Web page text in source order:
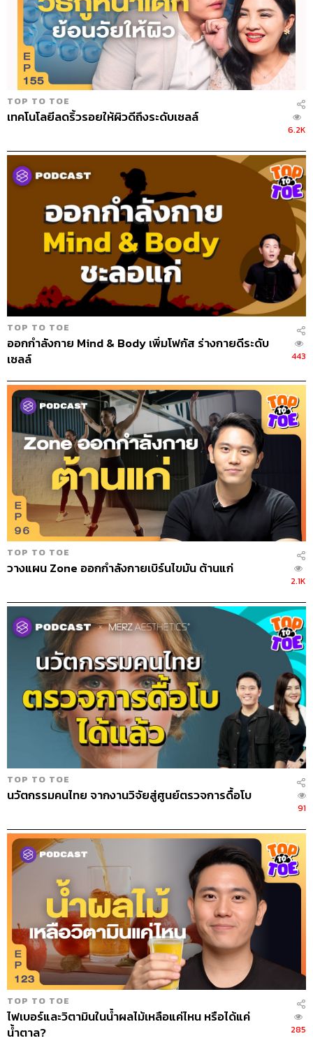
ถ้าเอ็นไขว้หน้าขาด แต่ไม่อยากผ่าตัด ก็สามารถทำได้ในบาง
กรณี โดยจะเหมาะกับคนที่ไม่ได้ใช้งานเยอะ ถ้าไม่ได้มี
กิจกรรมที่ต้องขยับตัวมากก็จะไม่มีผลกระทบเท่าไรนัก แต่สิ่ง
ที่ต้องรู้คือผลกระทบที่อาจเกิดขึ้นในระยะยาว เพราะถ้าปล่อย
ให้เอ็นไขว้หน้าขาดนานๆ โดยไม่ทำอะไร กระดูกบริเวณเข่า
ของเราจะมีการเคลื่อนไหวทุกครั้งที่เราขยับ ทำให้กระดูก
อ่อนผิวข้อถูกเสียดสีมากขึ้น และมีโอกาสที่ข้อเข่าจะเสื่อมได้
ชอบเล่นกีฬา จะลดความเสี่ยงจากการ
บาดเจ็บได้อย่างไร
เรื่องของการลดความเสี่ยงการบาดเจ็บของเส้นเอ็น สามารถ
เริ่มได้ตั้งแต่การเลือกอุปกรณ์เลย สมมติว่าชอบไปวิ่ง แทนที่
จะใส่รองเท้าแตะ ก็ต้องเลือกรองเท้าที่วิ่งที่รับน้ำหนักได้ดี
ออกแบบมาให้การซัพพอร์ตกับรูปเท้า นอกจากนี้เรื่องสถานที่
ก็สำคัญ ถ้าวิ่งบนพื้นปูน เข่าจะได้รับแรงกระแทกมากกว่า แต่
ถ้าวิ่งบนพื้นดินหรือยางสังเคราะห์ น้ำหนักและการกระแทก
ต่อเข่าจะน้อยกว่า และพื้นที่วิ่งก็ควรจะเรียบ ไม่ควรลาดเอียง
เพื่อหลีกเลี่ยงอุบัติเหตุที่อาจก่อให้เกิดการบาดเจ็บ
เลเวลถัดมาที่จะช่วยลดความเสี่ยงลงได้อีกขั้นหนึ่งคือการ
วอร์มอัพก่อนออกกำลังกายทุกครั้งด้วยการยืดเหยียด หรือ
Stretchingซึ่งโดยทั่วไปมีอยู่ 2 รูปแบบคือ Dynamic
Stretching และ Static Stretching
Static Stretchingคือรูปแบบการยืดเหยียดที่เรามักจะเห็นคน
ส่วนใหญ่ทำกันอยู่แล้ว ซึ่งก็คือการยืดเหยียดอยู่กับที่ เช่น ดึง
ข้อ ดึงเข่า ซึ่งจริงๆ แล้ววิธีนี้ไม่ได้ลดการบาดเจ็บได้ดีเท่ากับ
Dynamic Stretching ที่มีการขยับไปมาของข้อก่อนที่จะออก
กำลังกาย คล้ายๆ กับการวิ่งจ็อกกิ้ง คือการวอร์มด้วยการวิ่ง
ยกขาสูงช้าๆ สั้นๆ แล้วค่อยเพิ่มความเร็วขึ้นเรื่อยๆ ภายใน
เวลาประมาณ 5 นาที แล้วต่อด้วยStatic Stretching ปิดท้าย
หลังออกกำลังกายก็ต้องไม่ลืมที่จะคูลดาวน์ด้วย ซึ่งอาจจะ
เลือกทำแค่Dynamic Stretchingก็ได้ แต่หากไม่เหนื่อยเกิน
ไป การทำStatic Stretching ร่วมด้วยก็จะดีมาก เพราะจะช่วย
ทำให้กล้ามเนื้อที่เคยยืดหดเร็วๆ จากการออกกำลังกายค่อยๆ
ช้าลงจนอยู่ในระดับปกติ
สำหรับบางคนที่อาจจะเคยมองข้ามเส้นเอ็นว่าไม่สำคัญ และ
มัวไปให้ความสำคัญกับกระดูกและข้อมากเดินไป จนลืมคิด
ไปว่าเส้นเอ็นก็เป็นโครงสร้างสำคัญกับความมั่นคงของข้อ
เช่นกัน ฉะนั้นบางทีที่รู้สึกเราปวดเล็กๆ น้อยๆ ก็อย่าปล่อยทิ้ง
ไว้ หรือกินยาแก้ปวดไปเฉยๆ ถ้ามีการปวดก็อย่านิ่งนอนใจ
แนะนำให้มาพบแพทย์เพื่อตรวจดูว่ามีความผิดปกติมากน้อย
พฤติกรรมอะไรเพื่อลดการบาดเจ็บของข้อได้บ้าง เพื่อที่เราจะ
ได้สามารถเคลื่อนไหวอย่างอิสระไปได้นานๆ
Credits
The Hostดร.ข้าว ต้นสมบูรณ์
The Guestนพ.กนกพล ธนกิจรุ่งทวี
Episode Producer
CreativeCare Label
Video Editor
TOP TO TOE
เทคโนโลยีลดริ้วรอยให้ผิวดีถึงระดับเซลล์
6.2K
TOP TO TOE
ออกกำลังกาย Mind & Body เพิ่มโฟกัส ร่างกายดีระดับ
เซลล์
443
TOP TO TOE
วางแผน Zone ออกกำลังกายเบิร์นไขมัน ต้านแก่
2.1K
TOP TO TOE
นวัตกรรมคนไทย จากงานวิจัยสู่ศูนย์ตรวจการดื้อโบ
91
TOP TO TOE
ไฟเบอร์และวิตามินในน้ำผลไม้เหลือแค่ไหน หรือได้แค่
น้ำตาล?
285